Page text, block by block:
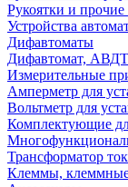
Рукоятки и
Устройства
Дифавтоматы
Дифавтомат, АВДТ
Измерительные
Амперметр для
Вольтметр для
Комплектующие
Трансформатор
Клеммы,